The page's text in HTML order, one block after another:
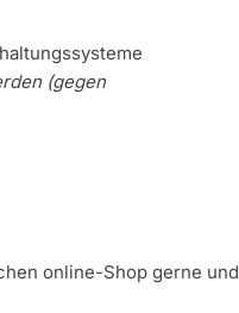
(gegen
online-Shop gerne und